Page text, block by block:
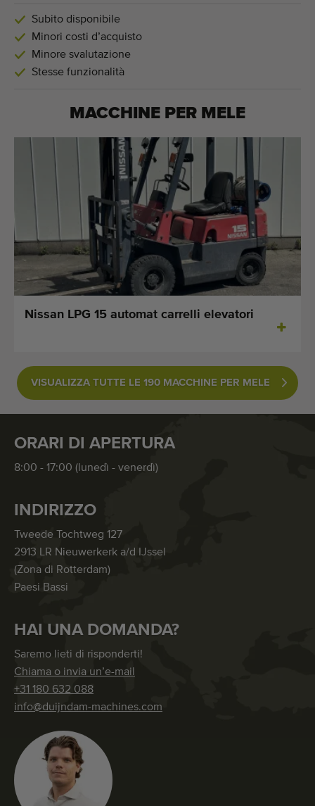
Subito disponibile
Minori costi d’acquisto
Minore svalutazione
Stesse funzionalità
MACCHINE PER MELE
Nissan LPG 15 automat carrelli elevatori
VISUALIZZA TUTTE LE 190 MACCHINE PER MELE
ORARI DI APERTURA
8:00 - 17:00 (lunedì - venerdì)
INDIRIZZO
Tweede Tochtweg 127
2913 LR Nieuwerkerk a/d IJssel
(Zona di Rotterdam)
Paesi Bassi
HAI UNA DOMANDA?
Saremo lieti di risponderti!
Chiama o invia un’e-mail
+31 180 632 088
info@duijndam-machines.com